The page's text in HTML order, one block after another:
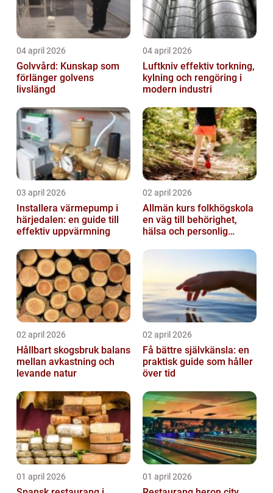
04 april 2026
Golvvård: Kunskap som
förlänger golvens
livslängd
04 april 2026
Luftkniv effektiv torkning,
kylning och rengöring i
modern industri
03 april 2026
Installera värmepump i
härjedalen: en guide till
effektiv uppvärmning
02 april 2026
Allmän kurs folkhögskola
en väg till behörighet,
hälsa och personlig
02 april 2026
Hållbart skogsbruk balans
mellan avkastning och
levande natur
02 april 2026
Få bättre självkänsla: en
praktisk guide som håller
över tid
01 april 2026 01 april 2026